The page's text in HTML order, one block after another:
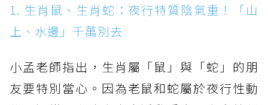
1. 生肖鼠、生肖蛇：夜行特質陰氣重！「山
上、水邊」千萬別去
小孟老師指出，生肖屬「鼠」與「蛇」的朋
友要特別當心。因為老鼠和蛇屬於夜行性動